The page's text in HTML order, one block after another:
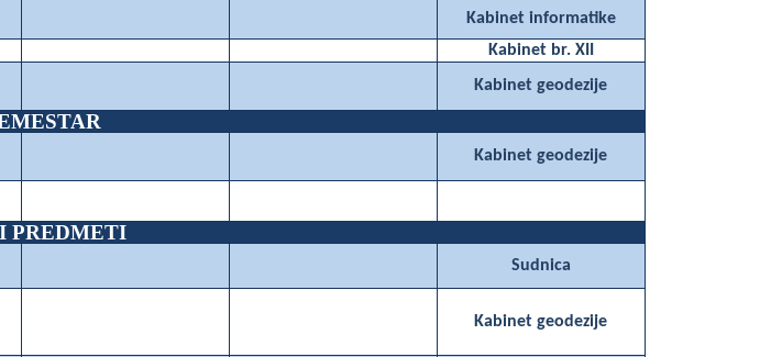
Kabinet informatike
Kabinet br. XII
Kabinet geodezije
Kabinet geodezije
PREDMETI
Sudnica
Kabinet geodezije